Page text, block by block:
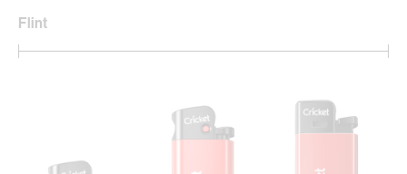
Flint